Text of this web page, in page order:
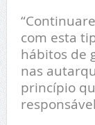
com esta
hábitos de
nas
princípio